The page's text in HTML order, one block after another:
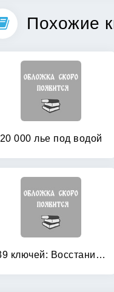
Похожие
20 000 лье под водой
39 ключей: Восстание Весперов. Книга 11